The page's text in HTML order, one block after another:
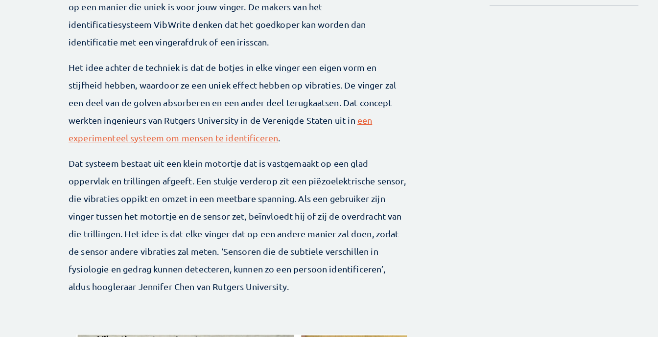
op een manier die uniek is voor jouw vinger. De makers van het
identificatiesysteem VibWrite denken dat het goedkoper kan worden dan
identificatie met een vingerafdruk of een irisscan.
Het idee achter de techniek is dat de botjes in elke vinger een eigen vorm en
stijfheid hebben, waardoor ze een uniek effect hebben op vibraties. De vinger zal
een deel van de golven absorberen en een ander deel terugkaatsen. Dat concept
werkten ingenieurs van Rutgers University in de Verenigde Staten uit in een
experimenteel systeem om mensen te identificeren.
Dat systeem bestaat uit een klein motortje dat is vastgemaakt op een glad
oppervlak en trillingen afgeeft. Een stukje verderop zit een piëzoelektrische sensor,
die vibraties oppikt en omzet in een meetbare spanning. Als een gebruiker zijn
vinger tussen het motortje en de sensor zet, beïnvloedt hij of zij de overdracht van
die trillingen. Het idee is dat elke vinger dat op een andere manier zal doen, zodat
de sensor andere vibraties zal meten. ‘Sensoren die de subtiele verschillen in
fysiologie en gedrag kunnen detecteren, kunnen zo een persoon identificeren’,
aldus hoogleraar Jennifer Chen van Rutgers University.